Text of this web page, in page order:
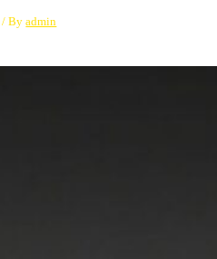
/ Byadmin